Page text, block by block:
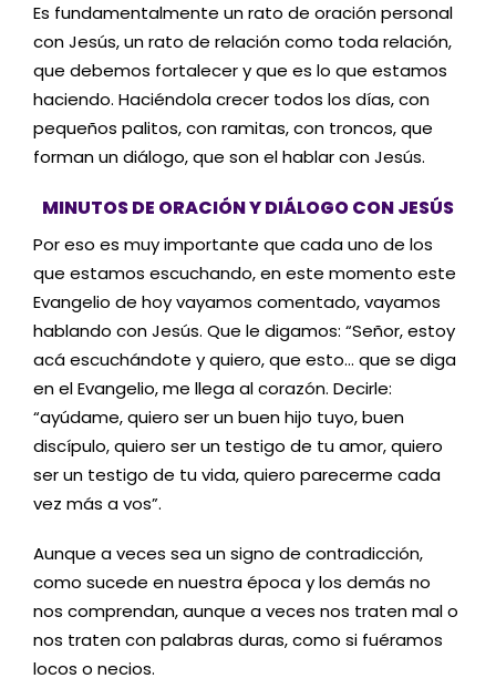
Es fundamentalmente un rato de oración personal
con Jesús, un rato de relación como toda relación,
que debemos fortalecer y que es lo que estamos
haciendo. Haciéndola crecer todos los días, con
pequeños palitos, con ramitas, con troncos, que
forman un diálogo, que son el hablar con Jesús.
MINUTOS DE ORACIÓN Y DIÁLOGO CON JESÚS
Por eso es muy importante que cada uno de los
que estamos escuchando, en este momento este
Evangelio de hoy vayamos comentado, vayamos
hablando con Jesús. Que le digamos: “Señor, estoy
acá escuchándote y quiero, que esto… que se diga
en el Evangelio, me llega al corazón. Decirle:
“ayúdame, quiero ser un buen hijo tuyo, buen
discípulo, quiero ser un testigo de tu amor, quiero
ser un testigo de tu vida, quiero parecerme cada
vez más a vos”.
Aunque a veces sea un signo de contradicción,
como sucede en nuestra época y los demás no
nos comprendan, aunque a veces nos traten mal o
nos traten con palabras duras, como si fuéramos
locos o necios.